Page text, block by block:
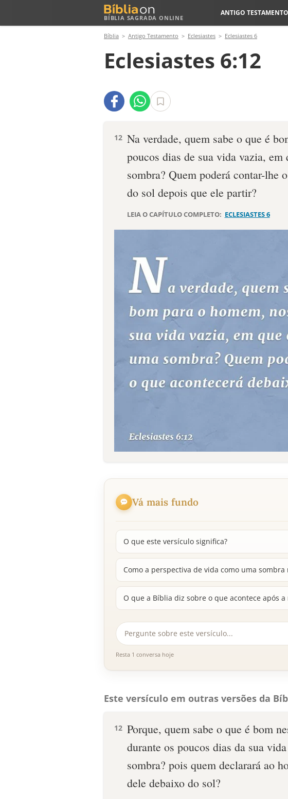
BÍBLIA SAGRADA ONLINE
ANTIGO TESTAMENTO
Bíblia Antigo Testamento Eclesiastes Eclesiastes 6
Eclesiastes 6:12
12 Na verdade, quem sabe o que é
poucos dias de sua vida vazia, em
sombra? Quem poderá contar-lhe
do sol depois que ele partir?
LEIA O CAPÍTULO COMPLETO: ECLESIASTES 6
Vá mais fundo
O que este versículo significa?
Como a perspectiva de vida como uma sombra
O que a Bíblia diz sobre o que acontece após a
Resta 1 conversa hoje
Este versículo em outras versões da
12 Porque, quem sabe o que é bom
durante os poucos dias da sua
sombra? pois quem declarará ao
dele debaixo do sol?